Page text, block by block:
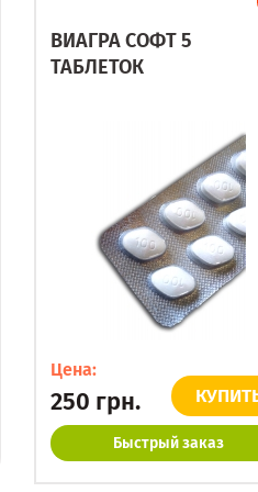
ВИАГРА СОФТ 5
ТАБЛЕТОК
Цена:
250 грн.
Быстрый заказ